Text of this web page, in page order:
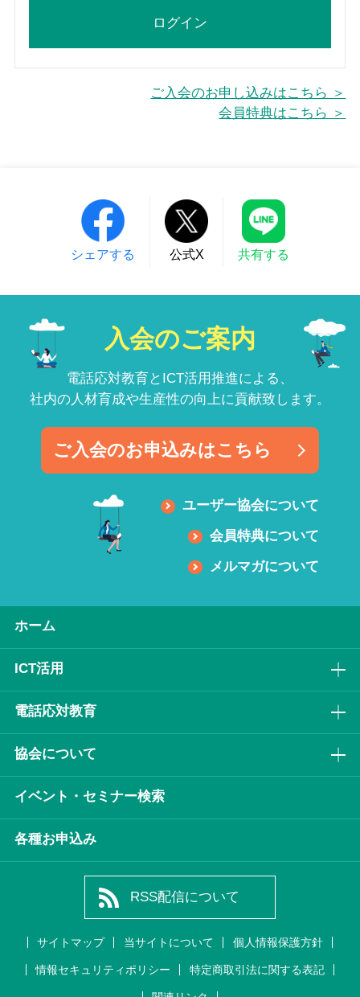
ご入会のお申し込みはこちら ＞
会員特典はこちら ＞
シェアする 公式X 共有する
入会のご案内
電話応対教育とICT活用推進による、
社内の人材育成や生産性の向上に貢献致します。
ご入会のお申込みはこちら
ユーザー協会について
会員特典について
メルマガについて
ホーム
ICT活⽤
電話応対教育
協会について
イベント・セミナー検索
各種お申込み
RSS配信について
サイトマップ 当サイトについて 個人情報保護方針
情報セキュリティポリシー 特定商取引法に関する表記